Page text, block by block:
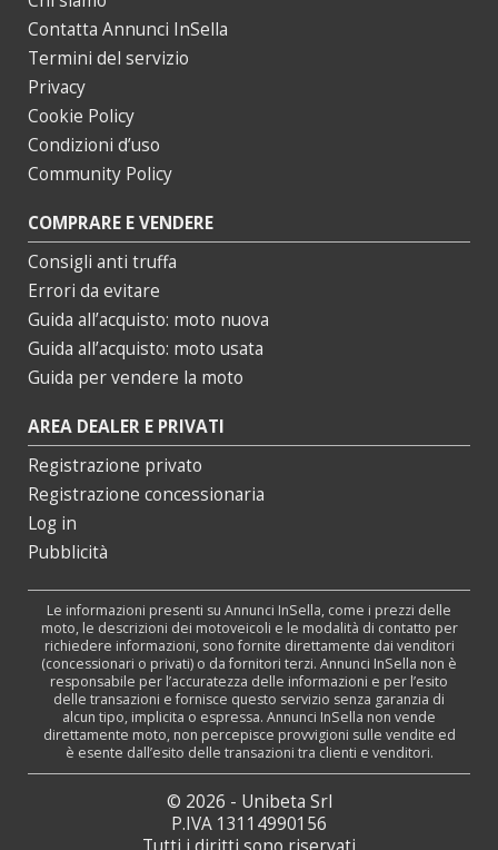
Contatta Annunci InSella
Termini del servizio
Privacy
Cookie Policy
Condizioni d’uso
Community Policy
COMPRARE E VENDERE
Consigli anti truffa
Errori da evitare
Guida all’acquisto: moto nuova
Guida all’acquisto: moto usata
Guida per vendere la moto
AREA DEALER E PRIVATI
Registrazione privato
Registrazione concessionaria
Log in
Pubblicità
Le informazioni presenti su Annunci InSella, come i prezzi delle
moto, le descrizioni dei motoveicoli e le modalità di contatto per
richiedere informazioni, sono fornite direttamente dai venditori
(concessionari o privati) o da fornitori terzi. Annunci InSella non è
responsabile per l’accuratezza delle informazioni e per l’esito
delle transazioni e fornisce questo servizio senza garanzia di
alcun tipo, implicita o espressa. Annunci InSella non vende
direttamente moto, non percepisce provvigioni sulle vendite ed
è esente dall’esito delle transazioni tra clienti e venditori.
© 2026 - Unibeta Srl
P.IVA 13114990156